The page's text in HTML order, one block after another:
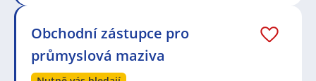
Obchodní zástupce pro
průmyslová maziva